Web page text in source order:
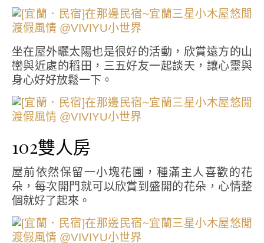
坐在屋外曬太陽也是很好的活動，欣賞遠方的山
巒與近處的稻田，三五好友一起談天，讓心靈與
身心好好放鬆一下。
102雙人房
屋前依然保留一小塊花圃，種滿主人喜歡的花
朵，每次開門就可以欣賞到盛開的花朵，心情整
個就好了起來。